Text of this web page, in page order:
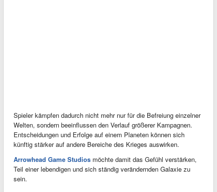
Spieler kämpfen dadurch nicht mehr nur für die Befreiung einzelner
Welten, sondern beeinflussen den Verlauf größerer Kampagnen.
Entscheidungen und Erfolge auf einem Planeten können sich
künftig stärker auf andere Bereiche des Krieges auswirken.
Arrowhead Game Studios möchte damit das Gefühl verstärken,
Teil einer lebendigen und sich ständig verändernden Galaxie zu
sein.